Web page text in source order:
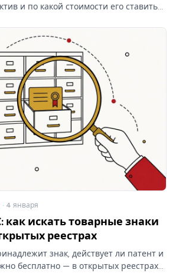
и по какой стоимости его ставить
затраты на учёт товарных знаков
· 4 января
искать товарные знаки
реестрах
знак, действует ли патент и
бесплатно — в открытых реестрах